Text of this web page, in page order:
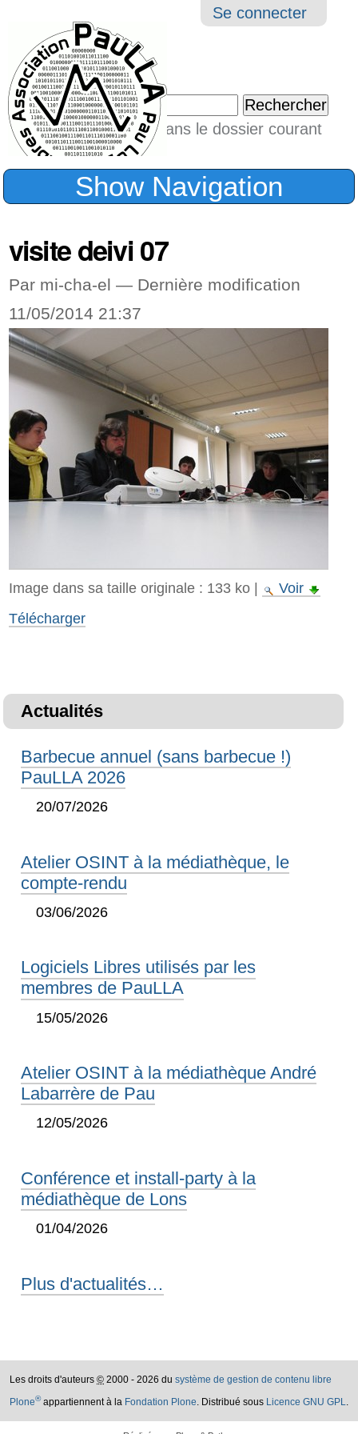
Outils
Se connecter
Chercher par
Seulement dans le dossier courant
Recherche
Show Navigation
visite deivi 07
Par mi-cha-el — Dernière modification
11/05/2014 21:37
Image dans sa taille originale : 133 ko|
Voir
Télécharger
Actualités
Barbecue annuel (sans barbecue !)
PauLLA 2026
20/07/2026
Atelier OSINT à la médiathèque, le
compte-rendu
03/06/2026
Logiciels Libres utilisés par les
membres de PauLLA
15/05/2026
Atelier OSINT à la médiathèque André
Labarrère de Pau
12/05/2026
Conférence et install-party à la
médiathèque de Lons
01/04/2026
Plus d'actualités…
Les droits d'auteurs © 2000 - 2026 du système de gestion de contenu libre
Plone®appartiennent à la Fondation Plone. Distribué sous Licence GNU GPL.